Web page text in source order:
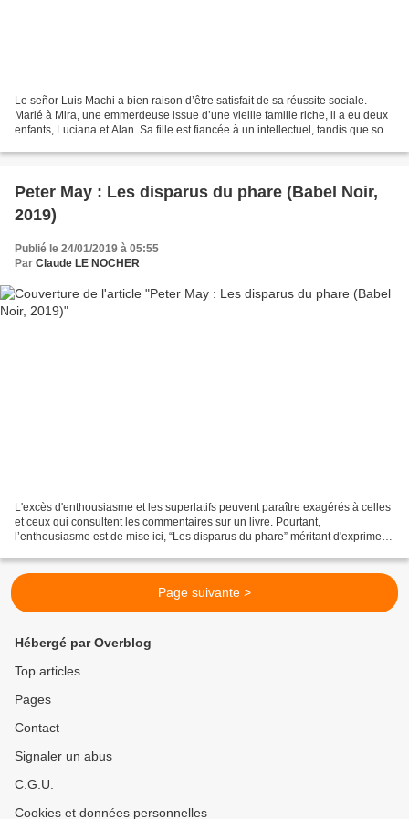
Le señor Luis Machi a bien raison d’être satisfait de sa réussite sociale.
Marié à Mira, une emmerdeuse issue d’une vieille famille riche, il a eu deux
enfants, Luciana et Alan. Sa fille est fiancée à un intellectuel, tandis que son
Peter May : Les disparus du phare (Babel Noir,
2019)
Publié le 24/01/2019 à 05:55
Par Claude LE NOCHER
L'excès d'enthousiasme et les superlatifs peuvent paraître exagérés à celles
et ceux qui consultent les commentaires sur un livre. Pourtant,
l’enthousiasme est de mise ici, “Les disparus du phare” méritant d'exprimer
Page suivante >
Hébergé par Overblog
Top articles
Pages
Contact
Signaler un abus
C.G.U.
Cookies et données personnelles